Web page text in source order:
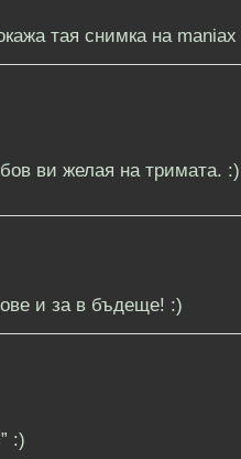
тая снимка на maniax
ви желая на тримата. :)
и за в бъдеще! :)
:)